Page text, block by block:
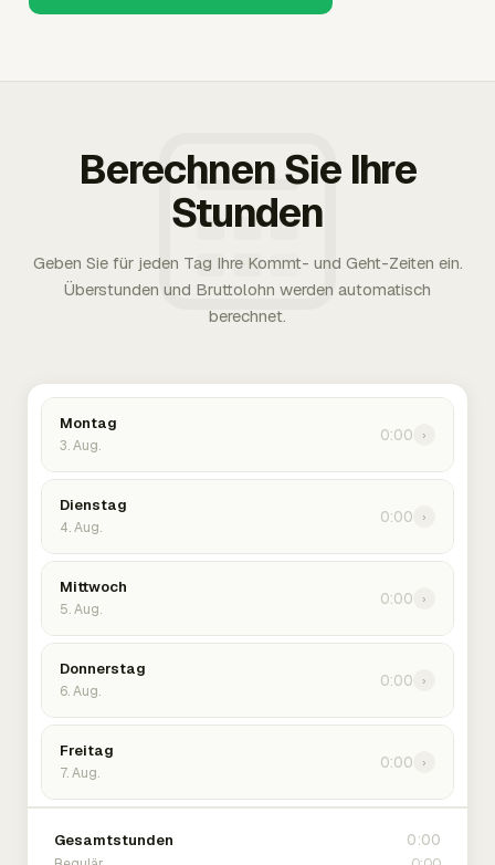
Berechnen Sie Ihre
Stunden
Geben Sie für jeden Tag Ihre Kommt- und Geht-Zeiten ein.
Überstunden und Bruttolohn werden automatisch
berechnet.
Montag
3. Aug.
0:00 ›
Dienstag
4. Aug.
0:00 ›
Mittwoch
5. Aug.
0:00 ›
Donnerstag
6. Aug.
0:00 ›
Freitag
7. Aug.
0:00 ›
Gesamtstunden 0:00